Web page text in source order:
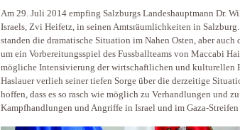
Am 29. Juli 2014 empfing Salzburgs Landeshauptmann Dr.
Israels, Zvi Heifetz, in seinen Amtsräumlichkeiten in
standen die dramatische Situation im Nahen Osten, aber
um ein Vorbereitungsspiel des Fussballteams von Maccabi
mögliche Intensivierung der wirtschaftlichen und kulturellen
Haslauer verlieh seiner tiefen Sorge über die derzeitige
hoffen, dass es so rasch wie möglich zu Verhandlungen und
Kampfhandlungen und Angriffe in Israel und im Gaza-